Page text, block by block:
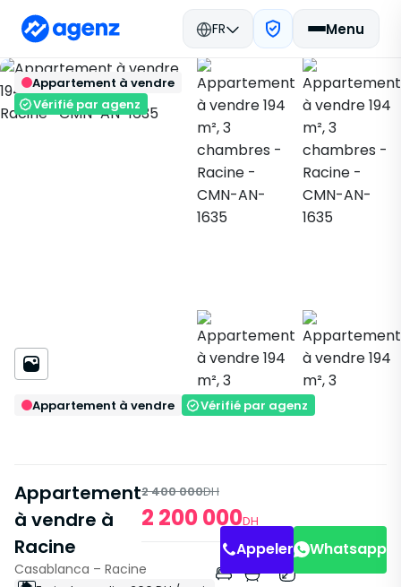
FR Menu
Retour
Immobilier Maroc
Acheter
Casablanca Appartement
Racine CMN-AN-1635
Enregistrer
Appartement à vendre
Vérifié par agenz
Appartement à vendre Vérifié par agenz
Appartement
à vendre à
Racine
2 400 000DH
2 200 000DH
Casablanca – Racine
Appeler Whatsapp